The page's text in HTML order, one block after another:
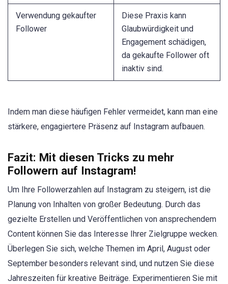
Verwendung gekaufter
Follower
Diese Praxis kann
Glaubwürdigkeit und
Engagement schädigen,
da gekaufte Follower oft
inaktiv sind.
Indem man diese häufigen Fehler vermeidet, kann man eine
stärkere, engagiertere Präsenz auf Instagram aufbauen.
Fazit: Mit diesen Tricks zu mehr
Followern auf Instagram!
Um Ihre Followerzahlen auf Instagram zu steigern, ist die
Planung von Inhalten von großer Bedeutung. Durch das
gezielte Erstellen und Veröffentlichen von ansprechendem
Content können Sie das Interesse Ihrer Zielgruppe wecken.
Überlegen Sie sich, welche Themen im April, August oder
September besonders relevant sind, und nutzen Sie diese
Jahreszeiten für kreative Beiträge. Experimentieren Sie mit